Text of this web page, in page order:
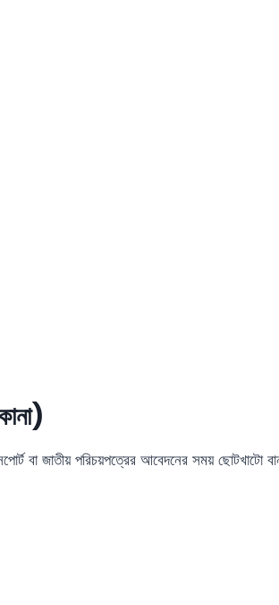
বা জাতীয় পরিচয়পত্রের আবেদনের সময় ছোটখাটো